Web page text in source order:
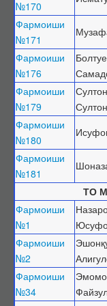
Барои
Барои
Саволҳои маъмул
Навгонӣ
Маълумоти умумӣ
Эълонҳо оид ба
Тамос
Суроғаи КОА
Қабули эълони
СОМОНАИ НАВ
№170
Фармоиши
№171
Фармоиши
№176
Фармоиши
№179
Фармоиши
№180
Фармоиши
№181
ТО
Фармоиши
№1
Фармоиши
№2
Фармоиши
№34